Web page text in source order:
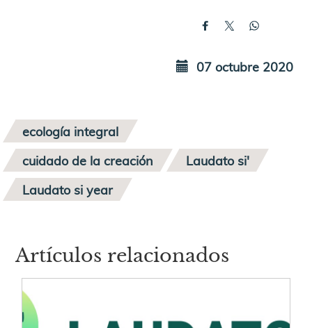
07 octubre 2020
ecología integral
cuidado de la creación
Laudato si'
Laudato si year
Artículos relacionados